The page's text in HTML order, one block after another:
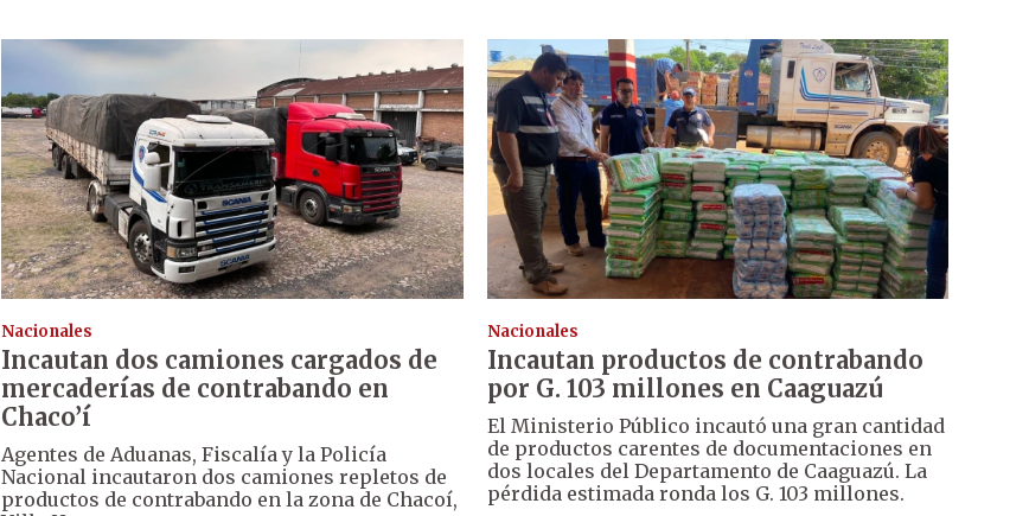
Nacionales
Incautan dos camiones cargados de
mercaderías de contrabando en
Chaco’í
Agentes de Aduanas, Fiscalía y la Policía
Nacional incautaron dos camiones repletos de
productos de contrabando en la zona de Chacoí,
Nacionales
Incautan productos de contrabando
por G. 103 millones en Caaguazú
El Ministerio Público incautó una gran cantidad
de productos carentes de documentaciones en
dos locales del Departamento de Caaguazú. La
pérdida estimada ronda los G. 103 millones.